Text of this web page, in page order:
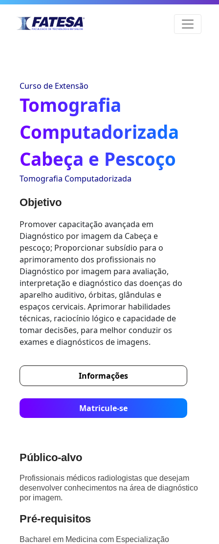
Curso de Extensão
Tomografia
Computadorizada
Cabeça e Pescoço
Tomografia Computadorizada
Objetivo
Promover capacitação avançada em
Diagnóstico por imagem da Cabeça e
pescoço; Proporcionar subsídio para o
aprimoramento dos profissionais no
Diagnóstico por imagem para avaliação,
interpretação e diagnóstico das doenças do
aparelho auditivo, órbitas, glândulas e
espaços cervicais. Aprimorar habilidades
técnicas, raciocínio lógico e capacidade de
tomar decisões, para melhor conduzir os
exames e diagnósticos de imagens.
Informações
Matricule-se
Público-alvo
Profissionais médicos radiologistas que desejam
desenvolver conhecimentos na área de diagnóstico
por imagem.
Pré-requisitos
Bacharel em Medicina com Especialização